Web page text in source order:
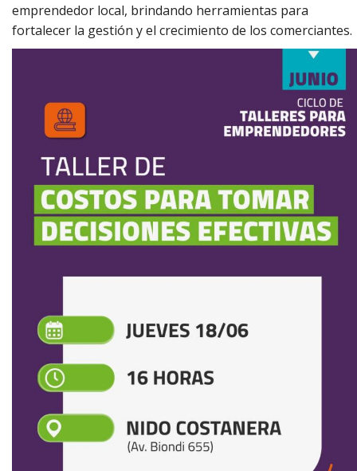
emprendedor local, brindando herramientas para
fortalecer la gestión y el crecimiento de los comerciantes.